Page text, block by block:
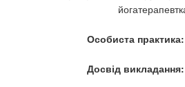
Особиста практика:
Досвід викладання: